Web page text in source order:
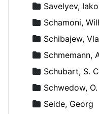
Savelyev,
Schamoni,
Schibajew,
Schmemann,
Schubart, S.
Schwedow, O.
Seide, Georg